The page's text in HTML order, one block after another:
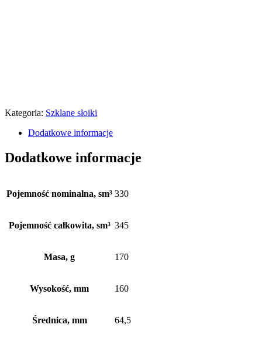
Kategoria: Szklane słoiki
Dodatkowe informacje
Dodatkowe informacje
Pojemność nominalna, sm³ 330
Pojemność całkowita, sm³ 345
Masa, g 170
Wysokość, mm 160
Średnica, mm 64,5